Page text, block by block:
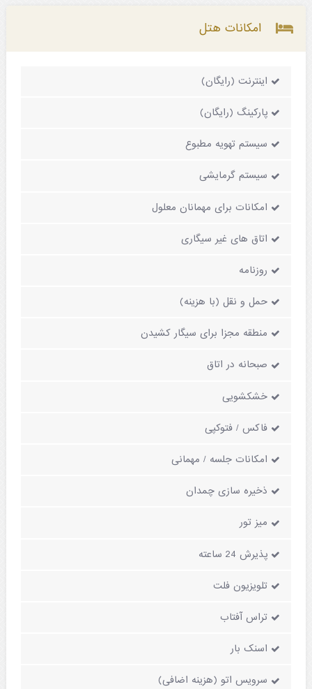
امکانات هتل
اینترنت (رایگان)
پارکینگ (رایگان)
سیستم تهویه مطبوع
سیستم گرمایشی
امکانات برای مهمانان معلول
اتاق های غیر سیگاری
روزنامه
حمل و نقل (با هزینه)
منطقه مجزا برای سیگار کشیدن
صبحانه در اتاق
خشکشویی
فاکس / فتوکپی
امکانات جلسه / مهمانی
ذخیره سازی چمدان
میز تور
پذیرش 24 ساعته
تلویزیون فلت
تراس آفتاب
اسنک بار
سرویس اتو (هزینه اضافی)